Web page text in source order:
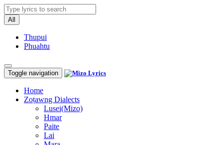
All
Thupui
Phuahtu
Toggle navigation
Home
Zoṭawng Dialects
Lusei(Mizo)
Hmar
Paite
Lai